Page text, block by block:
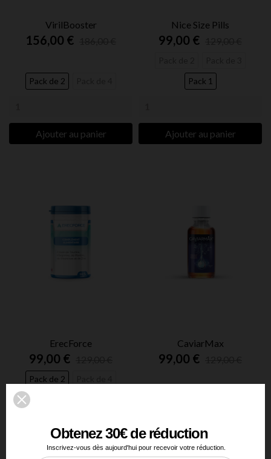
VirilBooster
156,00 €
Pack de 2
Ajouter au panier
Nice Size Pills
99,00 €
Pack 1
Ajouter au panier
ErecForce
99,00 €
Pack de 2
Ajouter au panier
CaviarMax
99,00 €
Ajouter au panier
Inscrivez-vous dès aujourd'hui pour recevoir votre réduction.
Obtenez 30€ de réduction